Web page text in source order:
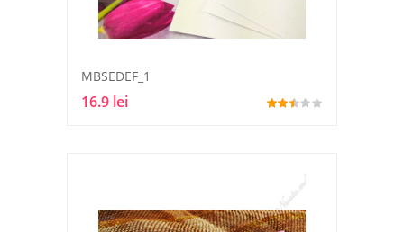
MBSEDEF_1
16.9 lei